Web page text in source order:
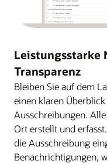
Leistungsstarke
Transparenz
Bleiben Sie auf dem
einen klaren
Ausschreibungen.
Ort erstellt und
die Ausschreibung
Benachrichtigungen,